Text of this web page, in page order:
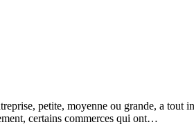
petite, moyenne ou grande, a tout
certains commerces qui ont…